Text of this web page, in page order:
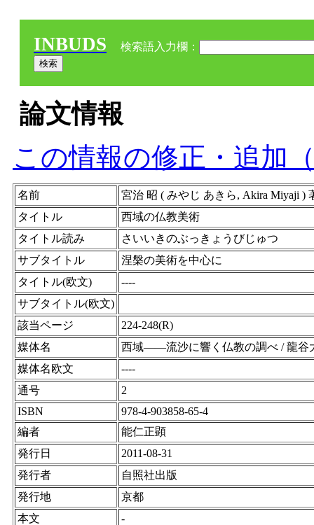
INBUDS 検索語入力欄：
論文情報
この情報の修正・追加
名前
宮治 昭 ( みやじ あきら, Akira Miyaji )
タイトル
西域の仏教美術
タイトル読み
さいいきのぶっきょうびじゅつ
サブタイトル
涅槃の美術を中心に
タイトル(欧文)
----
サブタイトル(欧文)
該当ページ
224-248(R)
媒体名
西域――流沙に響く仏教の調べ / 龍谷
媒体名欧文
----
通号
2
ISBN
978-4-903858-65-4
編者
能仁正顕
発行日
2011-08-31
発行者
自照社出版
発行地
京都
本文
-